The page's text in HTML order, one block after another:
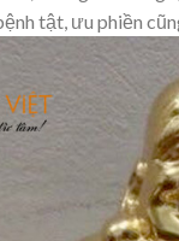
tật, ưu phiền